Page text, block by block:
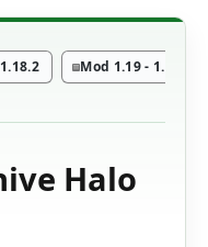
Mod 1.19 - 1.19.4
Halo